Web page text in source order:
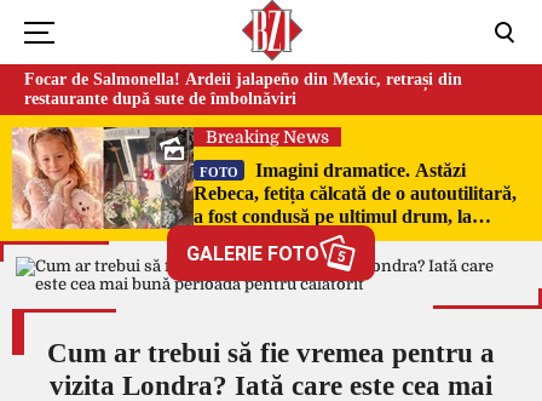
Focar de Salmonella! Ardeii jalapeño din Mexic, retrași din
restaurante după sute de îmbolnăviri
Breaking News
FOTO
Imagini dramatice. Astăzi
Rebeca, fetița călcată de o autoutilitară,
a fost condusă pe ultimul drum, la
Poduri. În sicriul alb al micuței au fost
puși pumni de bani și jucării –
EXCLUSIV
GALERIE FOTO 5
Cum ar trebui să fie vremea pentru a
vizita Londra? Iată care este cea mai